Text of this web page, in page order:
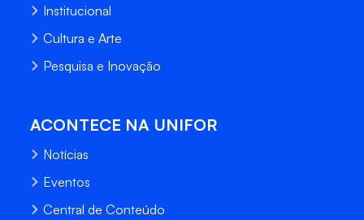
Institucional
Cultura e Arte
Pesquisa e Inovação
ACONTECE NA UNIFOR
Notícias
Eventos
Central de Conteúdo